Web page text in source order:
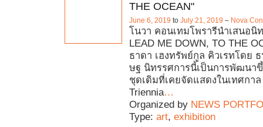
THE OCEAN"
June 6, 2019 to July 21, 2019 – Nova
โนวา คอนเทมโพรารีนำเสนอนิ
LEAD ME DOWN, TO THE
ธาดา เฮงทรัพย์กูล คิวเรทโดย
ษฐ นิทรรศการนี้เป็นการพัฒนา
ชุดเดิมที่เคยจัดแสดงในเทศกา
Triennia…
Organized by NEWS
Type: art, exhibition